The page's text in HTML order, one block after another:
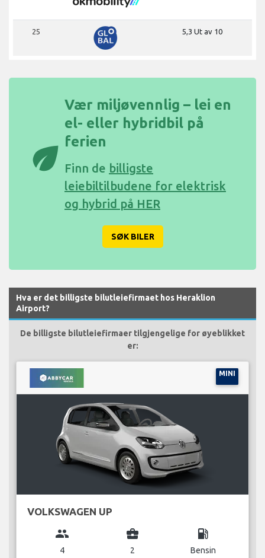
25 5,3 Ut av 10
eco
Vær miljøvennlig – lei en
el- eller hybridbil på
ferien
Finn de billigste
leiebiltilbudene for elektrisk
og hybrid på HER
SØK BILER
Hva er det billigste bilutleiefirmaet hos Heraklion
Airport?
De billigste bilutleiefirmaer tilgjengelige for øyeblikket
er:
MINI
VOLKSWAGEN UP
group
4
business_center
2
local_gas_station
Bensin